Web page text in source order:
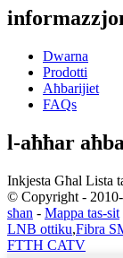
Dwarna
Prodotti
Aħbarijiet
FAQs
l-aħħar
Inkjesta Għal Lista
© Copyright -
sħan - Mappa tas-sit
LNB ottiku,Fibra
FTTH CATV